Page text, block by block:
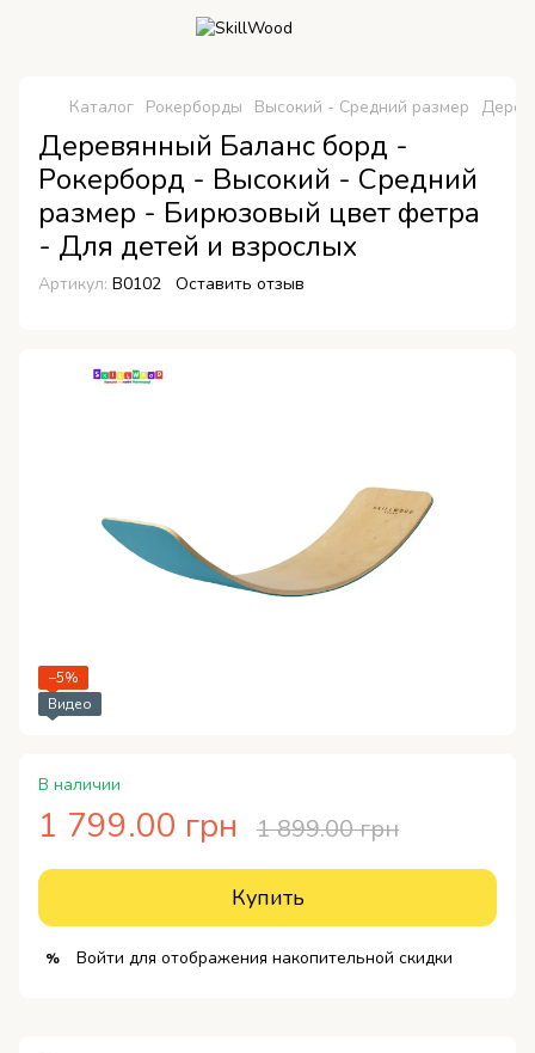
Каталог Рокерборды Высокий - Средний размер
Деревянный Баланс борд -
Рокерборд - Высокий - Средний
размер - Бирюзовый цвет фетра
- Для детей и взрослых
Артикул: B0102 Оставить отзыв
−5%
Видео
В наличии
1 799.00 грн 1 899.00 грн
Купить
% Войти для отображения накопительной скидки